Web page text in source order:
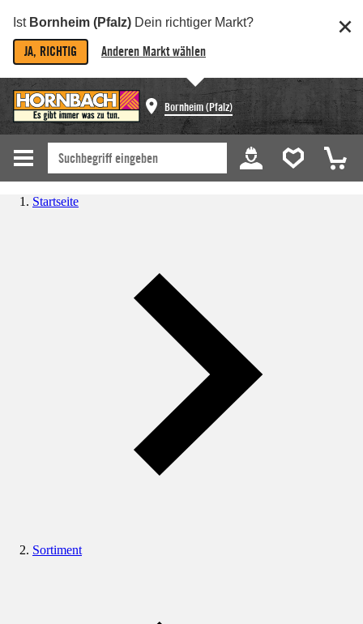
Ist Bornheim (Pfalz) Dein richtiger Markt?
JA, RICHTIG Anderen Markt wählen
Bornheim (Pfalz)
Startseite
Sortiment